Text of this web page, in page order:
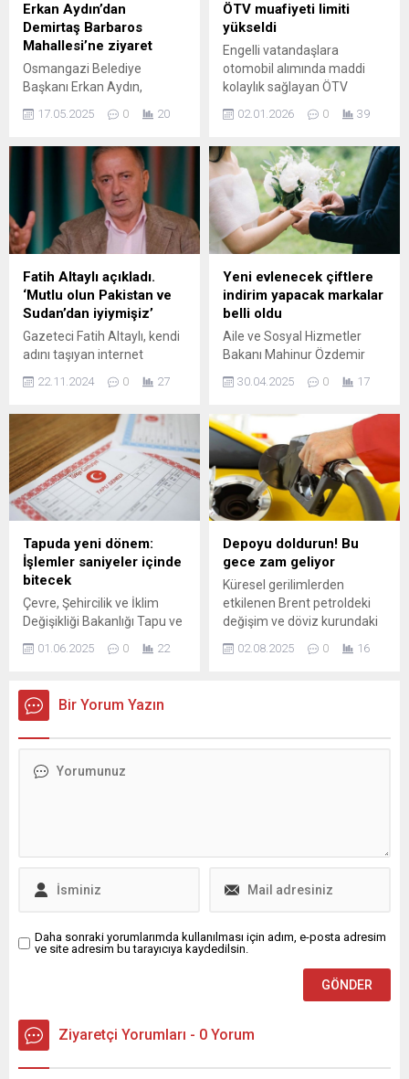
Erkan Aydın’dan
Demirtaş Barbaros
Mahallesi’ne ziyaret
Osmangazi Belediye
Başkanı Erkan Aydın,
Demirtaş Barbaros
Mahallesi’ni ziyaret ederek,
ile bir araya geldi.
Osmangazi Belediye
Başkanı Erkan Aydın,
Osmangazi’de yaşayan
vatandaşların sorunlarını ve
taleplerini yerinde dinlediği
mahalle gezilerini düzenli
şekilde sürdürüyor.
Osmangazi’nin tüm
mahallelerini kapsayan
geziler kapsamında
Demirtaş Barbaros
Mahallesi’ni ziyaret eden
17.05.2025 0 20
ÖTV muafiyeti limiti
yükseldi
Engelli vatandaşlara
otomobil alımında maddi
kolaylık sağlayan ÖTV
muafiyetinde güncelleme
yapıldı. Resmi Gazete'de
muafiyeti üst limiti artırıldı.
ÖTV MUAFİYETİ LİMİTİ
YÜKSELDİ ÖTV muafiyeti
limiti 2026 yılı için 584 bin lira
...
02.01.2026 0 39
Fatih Altaylı açıkladı.
‘Mutlu olun Pakistan ve
Sudan’dan iyiymişiz’
Gazeteci Fatih Altaylı, kendi
adını taşıyan internet
vatandaşlarının vize
açıklama yaptı. Türk
vatandaşlarının hemen
hemen yüzde 10’unun
pasaport sahibi olduğunu
belirten Altaylı, "Yani
yaklaşık 9 milyon ...
22.11.2024 0 27
Yeni evlenecek çiftlere
indirim yapacak markalar
belli oldu
Aile ve Sosyal Hizmetler
Bakanı Mahinur Özdemir
protokolle 20 firmanın, Aile
yararlanan evlenecek
gençlere yüzde 5 ile yüzde
35 arasında özel indirimler
sağlayacağını duyurdu.
30.04.2025 0 17
Tapuda yeni dönem:
İşlemler saniyeler içinde
bitecek
Çevre, Şehircilik ve İklim
Değişikliği Bakanlığı Tapu ve
Kadastro Genel Müdürü
Hakan Gedikli, tapudan yeni
söyleyerek, dijital dönüşüm
aracılığıyla işlemlerin
Peki bu sistem nasıl işliyor?
01.06.2025 0 22
Depoyu doldurun! Bu
gece zam geliyor
Küresel gerilimlerden
etkilenen Brent petroldeki
değişim ve döviz kurundaki
oynaklık akaryakıt fiyatlarını
etkiliyor. Son olarak ÖTV
02.08.2025 0 16
Bir Yorum Yazın
Daha sonraki yorumlarımda kullanılması için adım, e-posta adresim
ve site adresim bu tarayıcıya kaydedilsin.
Ziyaretçi Yorumları - 0 Yorum